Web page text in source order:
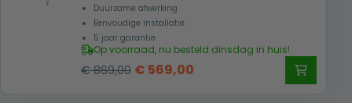
Duurzame afwerking
Eenvoudige installatie
5 jaar garantie
Op voorraad, nu besteld dinsdag in huis!
€869,00 Oorspronkelijke
€ 569,00